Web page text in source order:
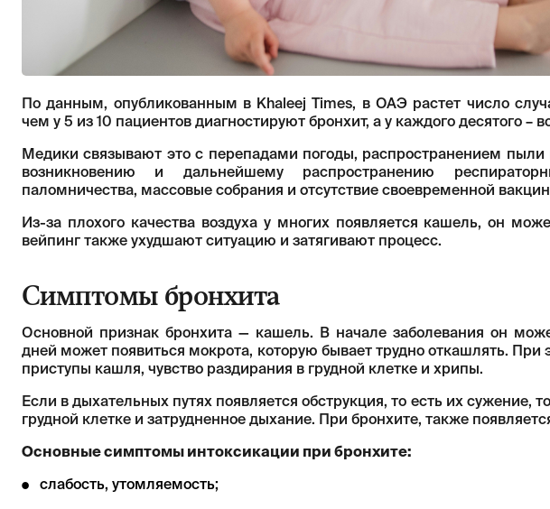
По данным, опубликованным в Khaleej Times, в ОАЭ растет число
чем у 5 из 10 пациентов диагностируют бронхит, а у каждого десятого –
Медики связывают это с перепадами погоды, распространением
возникновению и дальнейшему распространению
паломничества, массовые собрания и отсутствие своевременной
Из-за плохого качества воздуха у многих появляется кашель, он
вейпинг также ухудшают ситуацию и затягивают процесс.
Симптомы бронхита
Основной признак бронхита — кашель. В начале заболевания он
дней может появиться мокрота, которую бывает трудно откашлять. При
приступы кашля, чувство раздирания в грудной клетке и хрипы.
Если в дыхательных путях появляется обструкция, то есть их сужение,
грудной клетке и затрудненное дыхание. При бронхите, также
Основные симптомы интоксикации при бронхите:
слабость, утомляемость;